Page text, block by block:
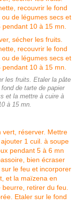
les fruits. Etaler la pâte
de tarte de papier
et la mettre à cuire à
à 15 mn.